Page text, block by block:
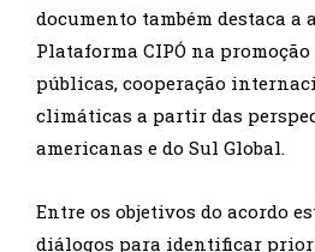
documento também destaca a
Plataforma CIPÓ na
públicas, cooperação
climáticas a partir das
americanas e do Sul Global.
Entre os objetivos do acordo
diálogos para identificar